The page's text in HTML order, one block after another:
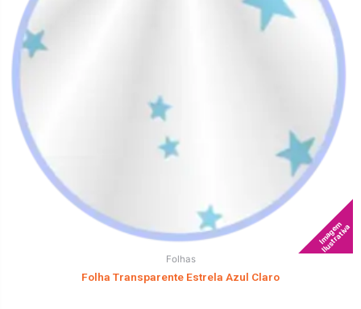
Imagem
Ilustrativa
Folhas
Folha Transparente Estrela Azul Claro